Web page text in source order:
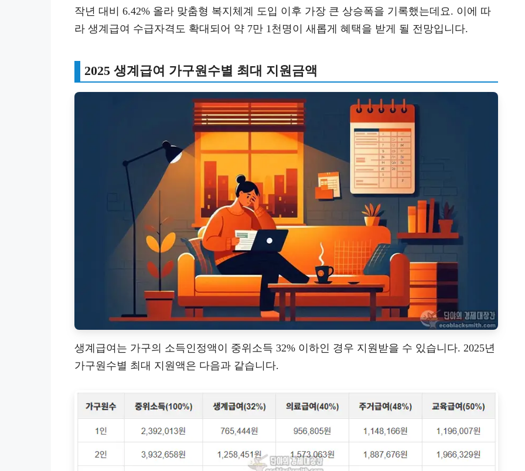
작년 대비 6.42% 올라 맞춤형 복지체계 도입 이후 가장 큰 상승폭을 기록했는데요. 이에 따
라 생계급여 수급자격도 확대되어 약 7만 1천명이 새롭게 혜택을 받게 될 전망입니다.
2025 생계급여 가구원수별 최대 지원금액
생계급여는 가구의 소득인정액이 중위소득 32% 이하인 경우 지원받을 수 있습니다. 2025년
가구원수별 최대 지원액은 다음과 같습니다.